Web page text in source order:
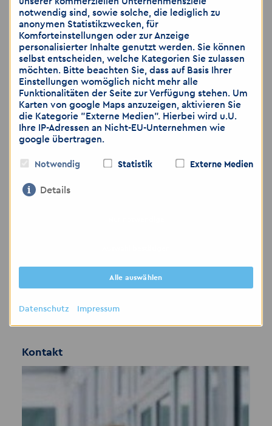
📧 altenburg@akzent-personal.de
🌐www.akzent-personal.de/jobs-in-
Altenburg
Wir freuen uns auf Ihre Bewerbung
Hinweis: Wir weisen darauf hin, dass die
Übermittlung von personenbezogenen Daten
achten Sie darauf, dass Sie lediglich dann
versenden möchten, per Post zuschicken oder
bei dem Vorstellungsgespräch nachreichen.
Kontakt
notwendig sind, sowie solche, die lediglich zu
anonymen Statistikzwecken, für
Komforteinstellungen oder zur Anzeige
personalisierter Inhalte genutzt werden. Sie können
selbst entscheiden, welche Kategorien Sie zulassen
möchten. Bitte beachten Sie, dass auf Basis Ihrer
Einstellungen womöglich nicht mehr alle
Funktionalitäten der Seite zur Verfügung stehen. Um
Karten von google Maps anzuzeigen, aktivieren Sie
die Kategorie "Externe Medien". Hierbei wird u.U.
Ihre IP-Adressen an Nicht-EU-Unternehmen wie
google übertragen.
Notwendig Statistik Externe Medien
Details
Alle auswählen
Datenschutz Impressum